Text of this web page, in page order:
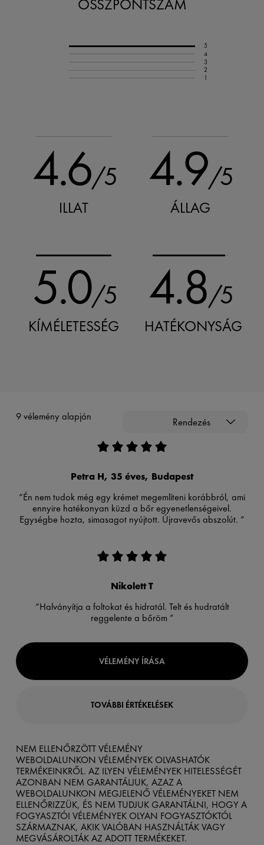
ÖSSZPONTSZÁM
5
4
3
2
1
4.6/5
ILLAT
4.9/5
ÁLLAG
5.0/5
KÍMÉLETESSÉG
4.8/5
HATÉKONYSÁG
9 vélemény alapján Rendezés
Petra H, 35 éves, Budapest
“Én nem tudok még egy krémet megemlíteni korábbról, ami
ennyire hatékonyan küzd a bőr egyenetlenségeivel.
Egységbe hozta, simasagot nyújtott. Újravevős abszolút. ”
Nikolett T
“Halványítja a foltokat és hidratál. Telt és hudratált
reggelente a bőröm ”
VÉLEMÉNY ÍRÁSA
TOVÁBBI ÉRTÉKELÉSEK
NEM ELLENŐRZÖTT VÉLEMÉNY
WEBOLDALUNKON VÉLEMÉNYEK OLVASHATÓK
TERMÉKEINKRŐL. AZ ILYEN VÉLEMÉNYEK HITELESSÉGÉT
AZONBAN NEM GARANTÁLJUK, AZAZ A
WEBOLDALUNKON MEGJELENŐ VÉLEMÉNYEKET NEM
ELLENŐRIZZÜK, ÉS NEM TUDJUK GARANTÁLNI, HOGY A
FOGYASZTÓI VÉLEMÉNYEK OLYAN FOGYASZTÓKTÓL
SZÁRMAZNAK, AKIK VALÓBAN HASZNÁLTÁK VAGY
MEGVÁSÁROLTÁK AZ ADOTT TERMÉKEKET.